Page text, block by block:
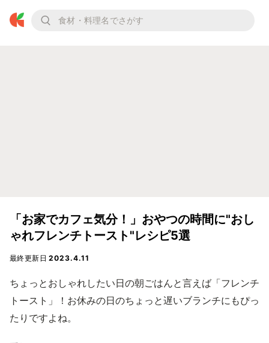
「お家でカフェ気分！」おやつの時間に"おし
ゃれフレンチトースト"レシピ5選
最終更新日2023.4.11
ちょっとおしゃれしたい日の朝ごはんと言えば「フレンチ
トースト」！お休みの日のちょっと遅いブランチにもぴっ
たりですよね。